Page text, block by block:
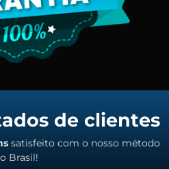
de clientes
satisfeito com o nosso método
Brasil!